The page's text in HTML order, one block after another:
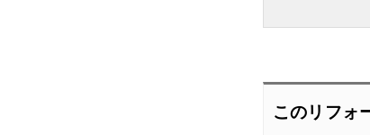
このリフォ